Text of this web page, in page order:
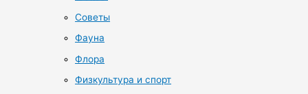
Советы
Фауна
Флора
Физкультура и спорт